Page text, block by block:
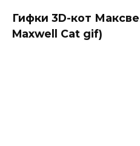
Гифки 3D-кот
Maxwell Cat gif)